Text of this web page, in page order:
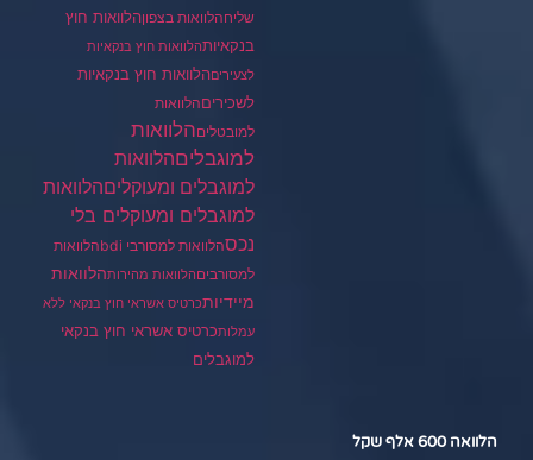
שליחהלוואות בצפוןהלוואות חוץ
בנקאיותהלוואות חוץ בנקאיות
לצעיריםהלוואות חוץ בנקאיות
לשכיריםהלוואות
למובטליםהלוואות
למוגבליםהלוואות
למוגבלים ומעוקליםהלוואות
למוגבלים ומעוקלים בלי
נכסהלוואות למסורבי bdi
הלוואות
למסורביםהלוואות מהירותהלוואות
מיידיותכרטיס אשראי חוץ בנקאי ללא
עמלותכרטיס אשראי חוץ בנקאי
למוגבלים
הלוואה 600 אלף שקל